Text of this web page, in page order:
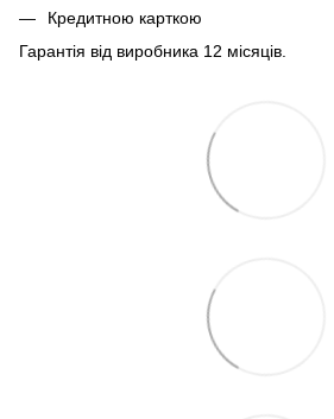
Кредитною карткою
Гарантія від виробника 12 місяців.